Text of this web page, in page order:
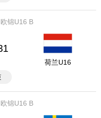
欧锦U16 B
荷兰U16
欧锦U16 B